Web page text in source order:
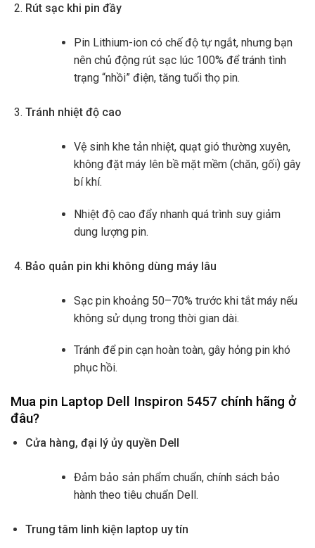
Rút sạc khi pin đầy
Pin Lithium-ion có chế độ tự ngắt, nhưng bạn
nên chủ động rút sạc lúc 100% để tránh tình
trạng “nhồi” điện, tăng tuổi thọ pin.
Tránh nhiệt độ cao
Vệ sinh khe tản nhiệt, quạt gió thường xuyên,
không đặt máy lên bề mặt mềm (chăn, gối) gây
bí khí.
Nhiệt độ cao đẩy nhanh quá trình suy giảm
dung lượng pin.
Bảo quản pin khi không dùng máy lâu
Sạc pin khoảng 50–70% trước khi tắt máy nếu
không sử dụng trong thời gian dài.
Tránh để pin cạn hoàn toàn, gây hỏng pin khó
phục hồi.
Mua pin Laptop Dell Inspiron 5457 chính hãng ở
đâu?
Cửa hàng, đại lý ủy quyền Dell
Đảm bảo sản phẩm chuẩn, chính sách bảo
hành theo tiêu chuẩn Dell.
Trung tâm linh kiện laptop uy tín